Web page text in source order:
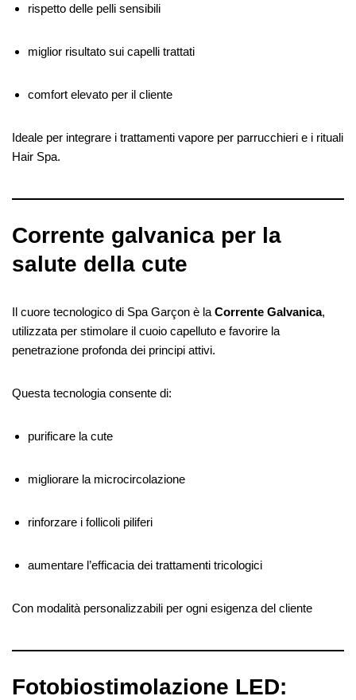
rispetto delle pelli sensibili
miglior risultato sui capelli trattati
comfort elevato per il cliente
Ideale per integrare i trattamenti vapore per parrucchieri e i rituali
Hair Spa.
Corrente galvanica per la
salute della cute
Il cuore tecnologico di Spa Garçon è la Corrente Galvanica,
utilizzata per stimolare il cuoio capelluto e favorire la
penetrazione profonda dei principi attivi.
Questa tecnologia consente di:
purificare la cute
migliorare la microcircolazione
rinforzare i follicoli piliferi
aumentare l’efficacia dei trattamenti tricologici
Con modalità personalizzabili per ogni esigenza del cliente
Fotobiostimolazione LED: